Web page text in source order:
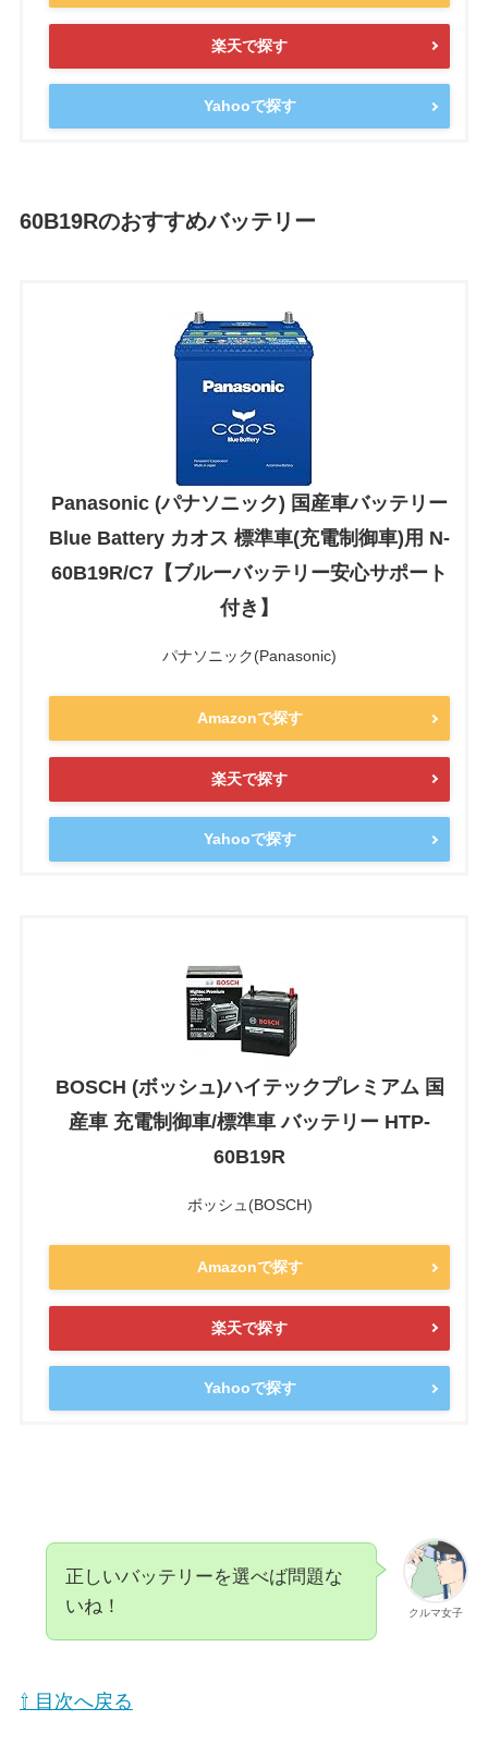
楽天で探す
Yahooで探す
60B19Rのおすすめバッテリー
Panasonic (パナソニック) 国産車バッテリー
Blue Battery カオス 標準車(充電制御車)用 N-
60B19R/C7【ブルーバッテリー安心サポート
付き】
パナソニック(Panasonic)
Amazonで探す
楽天で探す
Yahooで探す
BOSCH (ボッシュ)ハイテックプレミアム 国
産車 充電制御車/標準車 バッテリー HTP-
60B19R
ボッシュ(BOSCH)
Amazonで探す
楽天で探す
Yahooで探す
クルマ女子
正しいバッテリーを選べば問題な
いね！
⇧ 目次へ戻る